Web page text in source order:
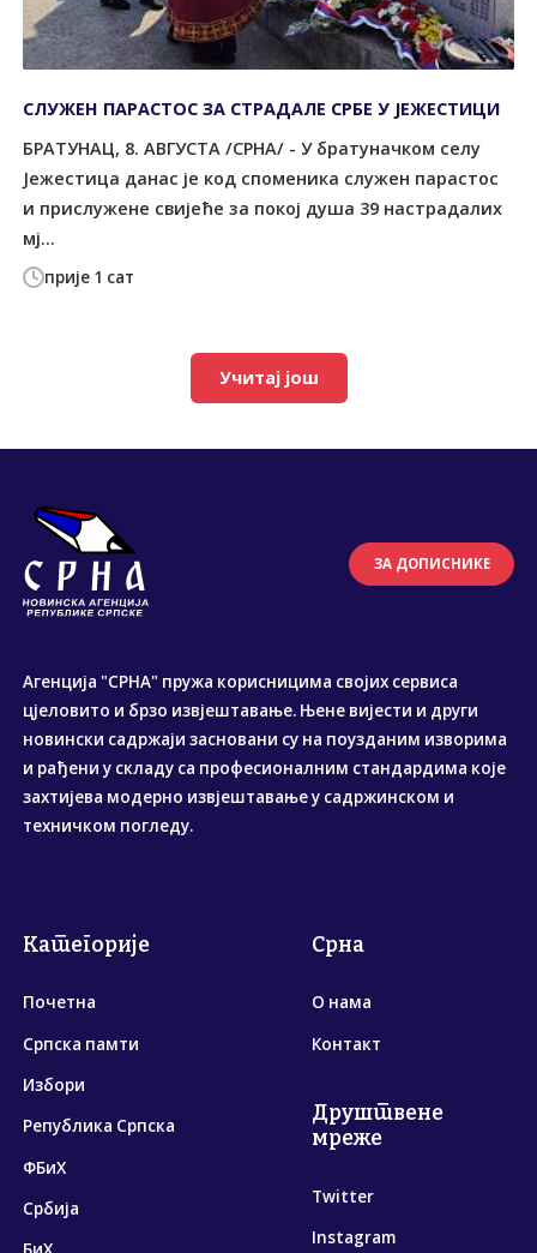
прије 1 сат
СЛУЖЕН ПАРАСТОС ЗА СТРАДАЛЕ СРБЕ У ЈЕЖЕСТИЦИ
БРАТУНАЦ, 8. АВГУСТА /СРНА/ - У братуначком селу
Јежестица данас је код споменика служен парастос
и прислужене свијеће за покој душа 39 настрадалих
мј...
Учитај још
ЗА ДОПИСНИКЕ
Агенција "СРНА" пружа корисницима својих сервиса
цјеловито и брзо извјештавање. Њене вијести и други
новински садржаји засновани су на поузданим изворима
и рађени у складу са професионалним стандардима које
захтијева модерно извјештавање у садржинском и
техничком погледу.
Категорије
Почетна
Српска памти
Избори
Република Српска
ФБиХ
Србија
Срна
О нама
Контакт
Друштвене
мреже
Twitter
Instagram